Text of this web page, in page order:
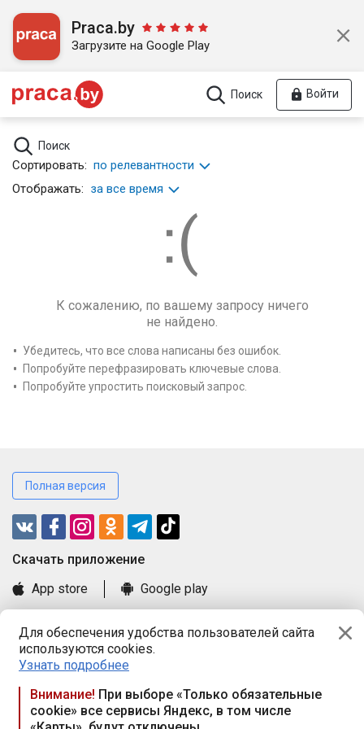
Для обеспечения удобства пользователей сайта
используются cookies.
Узнать подробнее
Внимание! При выборе «Только обязательные
cookie» все сервисы Яндекс, в том числе
Praca.by
Загрузите на Google Play
Поиск Войти
Поиск
Сортировать: по релевантности
Отображать: за все время
К сожалению, по вашему запросу ничего
не найдено.
Убедитесь, что все слова написаны без ошибок.
Попробуйте перефразировать ключевые слова.
Попробуйте упростить поисковый запрос.
Полная версия
Cкачать приложение
App store
Google play
Книга замечаний и предложений
Правила и документы
Praca.by © 2000—2026, ООО «ПРАЦА БАЙ»
Республика Беларусь, 220114, г. Минск, пр-т Независимости
117а, пом. № 9.